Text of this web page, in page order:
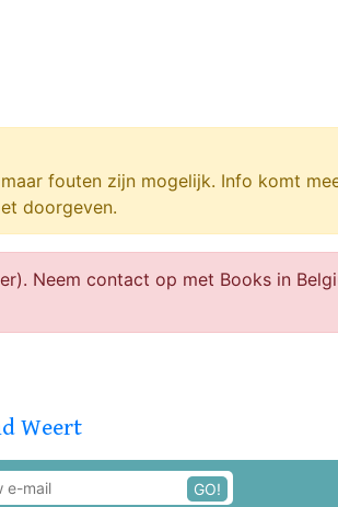
fouten zijn mogelijk. Info komt
doorgeven.
Neem contact op met Books in
Weert
GO!